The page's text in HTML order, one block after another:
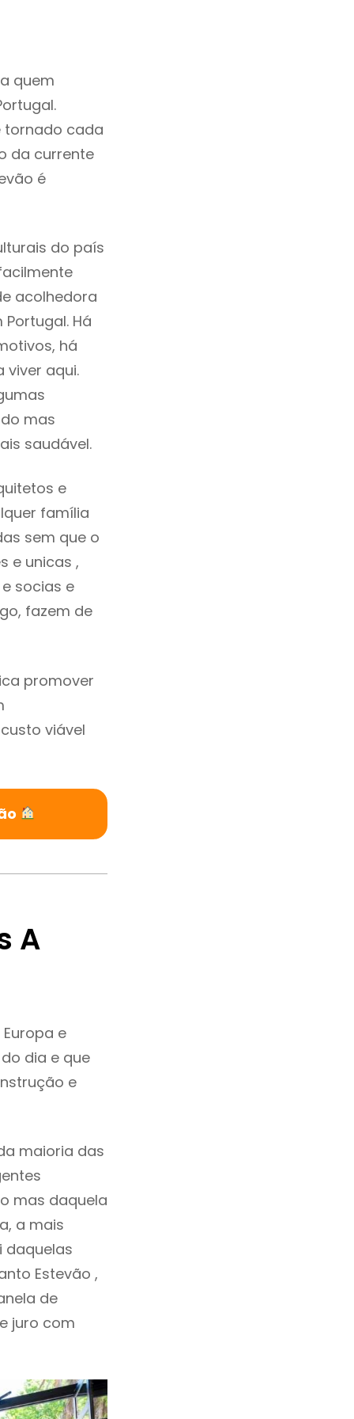
quem
tornado cada
da currente
é
do país
acolhedora
Há
há
aqui.
mas
saudável.
e
família
sem que o
e unicas ,
socias e
fazem de
promover
viável
A
e
dia e que
e
maioria das
mas daquela
a mais
daquelas
Estevão ,
de
juro com